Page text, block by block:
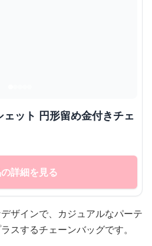
ット 円形留め金付きチェ
詳細を見る
ザインで、カジュアルなパーテ
スするチェーンバッグです。